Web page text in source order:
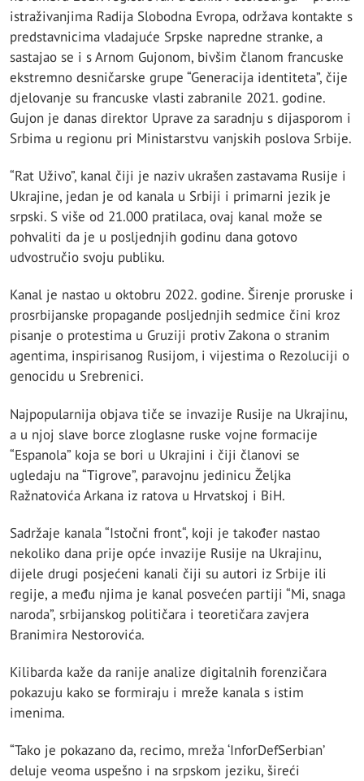
istraživanjima Radija Slobodna Evropa, održava kontakte s
predstavnicima vladajuće Srpske napredne stranke, a
sastajao se i s Arnom Gujonom, bivšim članom francuske
ekstremno desničarske grupe “Generacija identiteta”, čije
djelovanje su francuske vlasti zabranile 2021. godine.
Gujon je danas direktor Uprave za saradnju s dijasporom i
Srbima u regionu pri Ministarstvu vanjskih poslova Srbije.
“Rat Uživo”, kanal čiji je naziv ukrašen zastavama Rusije i
Ukrajine, jedan je od kanala u Srbiji i primarni jezik je
srpski. S više od 21.000 pratilaca, ovaj kanal može se
pohvaliti da je u posljednjih godinu dana gotovo
udvostručio svoju publiku.
Kanal je nastao u oktobru 2022. godine. Širenje proruske i
prosrbijanske propagande posljednjih sedmice čini kroz
pisanje o protestima u Gruziji protiv Zakona o stranim
agentima, inspirisanog Rusijom, i vijestima o Rezoluciji o
genocidu u Srebrenici.
Najpopularnija objava tiče se invazije Rusije na Ukrajinu,
a u njoj slave borce zloglasne ruske vojne formacije
“Espanola” koja se bori u Ukrajini i čiji članovi se
ugledaju na “Tigrove”, paravojnu jedinicu Željka
Ražnatovića Arkana iz ratova u Hrvatskoj i BiH.
Sadržaje kanala “Istočni front“, koji je također nastao
nekoliko dana prije opće invazije Rusije na Ukrajinu,
dijele drugi posjećeni kanali čiji su autori iz Srbije ili
regije, a među njima je kanal posvećen partiji “Mi, snaga
naroda”, srbijanskog političara i teoretičara zavjera
Branimira Nestorovića.
Kilibarda kaže da ranije analize digitalnih forenzičara
pokazuju kako se formiraju i mreže kanala s istim
imenima.
“Tako je pokazano da, recimo, mreža ‘InforDefSerbian’
deluje veoma uspešno i na srpskom jeziku, šireći